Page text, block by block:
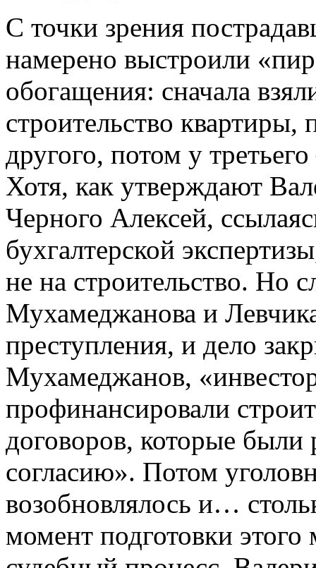
С точки зрения
намерено выстроили
обогащения: сначала
строительство
другого, потом у
Хотя, как утверждают
Черного Алексей,
бухгалтерской
не на строительство. Но
Мухамеджанова и
преступления, и дело
Мухамеджанов,
профинансировали
договоров, которые
согласию». Потом
возобновлялось и…
момент подготовки